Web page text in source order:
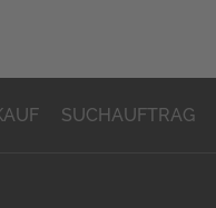
SUCHAUFTRAG